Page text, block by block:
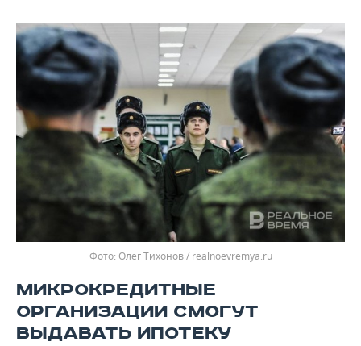
Олег Тихонов / realnoevremya.ru
МИКРОКРЕДИТНЫЕ
ОРГАНИЗАЦИИ СМОГУТ
ВЫДАВАТЬ ИПОТЕКУ